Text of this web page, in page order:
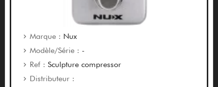
Marque : Nux
Modèle/Série : -
Ref : Sculpture compressor
Distributeur :